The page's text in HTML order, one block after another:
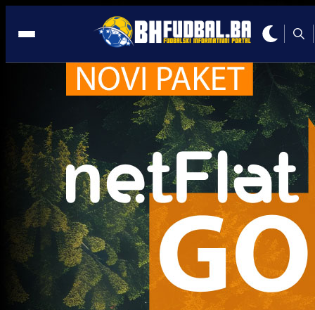
Nihad Mujakić
Trenutno nema novosti za navedeni tag.
Najčitanije Najnovije
A Selekcija
Sve je gotovo: Edin Džeko donio
odluku, evo gdje nastavlja
1 sedmica 5 dan
A Selekcija